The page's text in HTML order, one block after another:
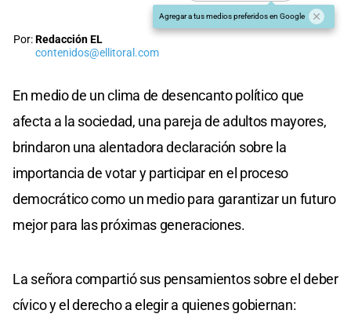
Agregar a tus medios preferidos en Google
Por:Redacción EL
contenidos@ellitoral.com
En medio de un clima de desencanto político que
afecta a la sociedad, una pareja de adultos mayores,
brindaron una alentadora declaración sobre la
importancia de votar y participar en el proceso
democrático como un medio para garantizar un futuro
mejor para las próximas generaciones.
La señora compartió sus pensamientos sobre el deber
cívico y el derecho a elegir a quienes gobiernan: